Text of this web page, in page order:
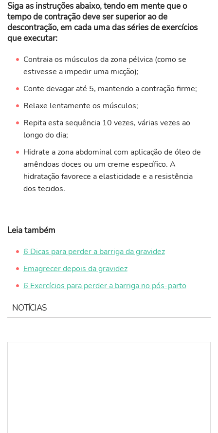
Siga as instruções abaixo, tendo em mente que o
tempo de contração deve ser superior ao de
descontração, em cada uma das séries de exercícios
que executar:
Contraia os músculos da zona pélvica (como se
estivesse a impedir uma micção);
Conte devagar até 5, mantendo a contração firme;
Relaxe lentamente os músculos;
Repita esta sequência 10 vezes, várias vezes ao
longo do dia;
Hidrate a zona abdominal com aplicação de óleo de
amêndoas doces ou um creme específico. A
hidratação favorece a elasticidade e a resistência
dos tecidos.
Leia também
6 Dicas para perder a barriga da gravidez
Emagrecer depois da gravidez
6 Exercícios para perder a barriga no pós-parto
NOTÍCIAS